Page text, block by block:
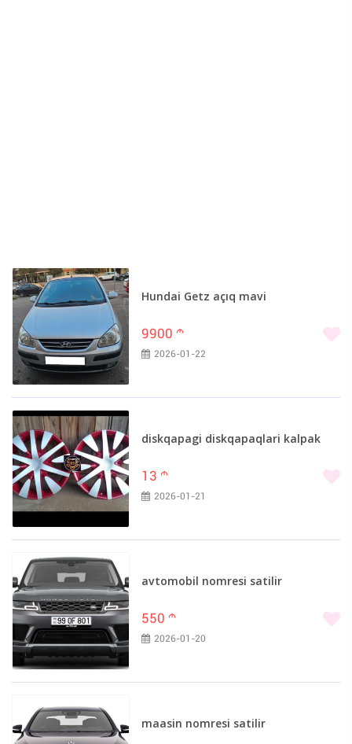
Hundai Getz açıq mavi
9900 m
2026-01-22
diskqapagi diskqapaqlari kalpak
13 m
2026-01-21
avtomobil nomresi satilir
550 m
2026-01-20
maasin nomresi satilir